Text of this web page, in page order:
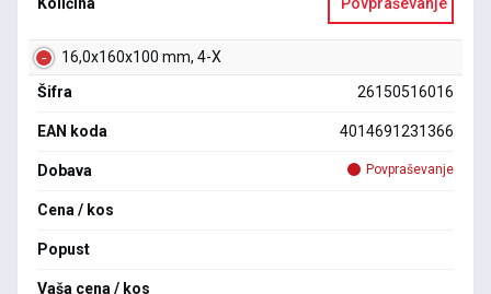
16,0x160x100 mm, 4-X
Šifra
26150516016
EAN koda 4014691231366
Dobava Povpraševanje
Cena / kos
Popust
Vaša cena / kos